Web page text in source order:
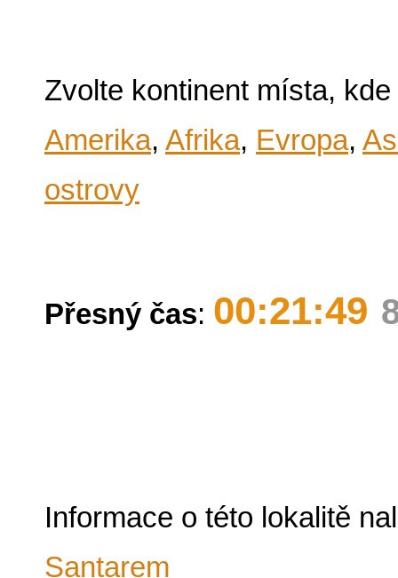
Zvolte kontinent místa,
Amerika, Afrika, Evropa,
ostrovy
Přesný čas: 00:21:49
Informace o této lokalitě
Santarem